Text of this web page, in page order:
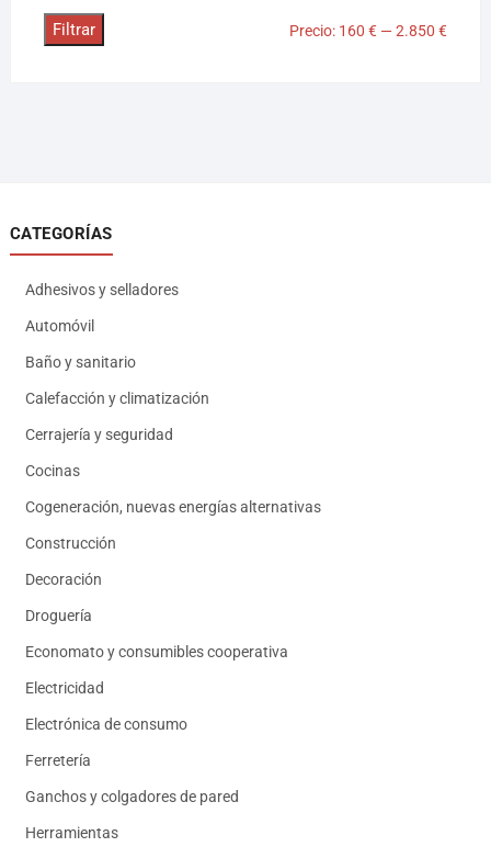
Filtrar Precio: 160 € —2.850 €
CATEGORÍAS
Adhesivos y selladores
Automóvil
Baño y sanitario
Calefacción y climatización
Cerrajería y seguridad
Cocinas
Cogeneración, nuevas energías alternativas
Construcción
Decoración
Droguería
Economato y consumibles cooperativa
Electricidad
Electrónica de consumo
Ferretería
Ganchos y colgadores de pared
Herramientas